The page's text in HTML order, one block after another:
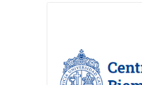
Doctoral